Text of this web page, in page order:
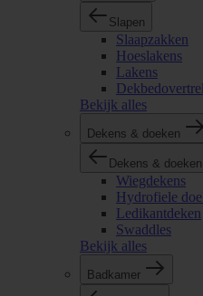
Slapen
Slaapzakken
Hoeslakens
Lakens
Bekijk alles
Dekens & doeken
Dekens & doeken
Wiegdekens
Hydrofiele
Ledikantdeken
Swaddles
Bekijk alles
Badkamer